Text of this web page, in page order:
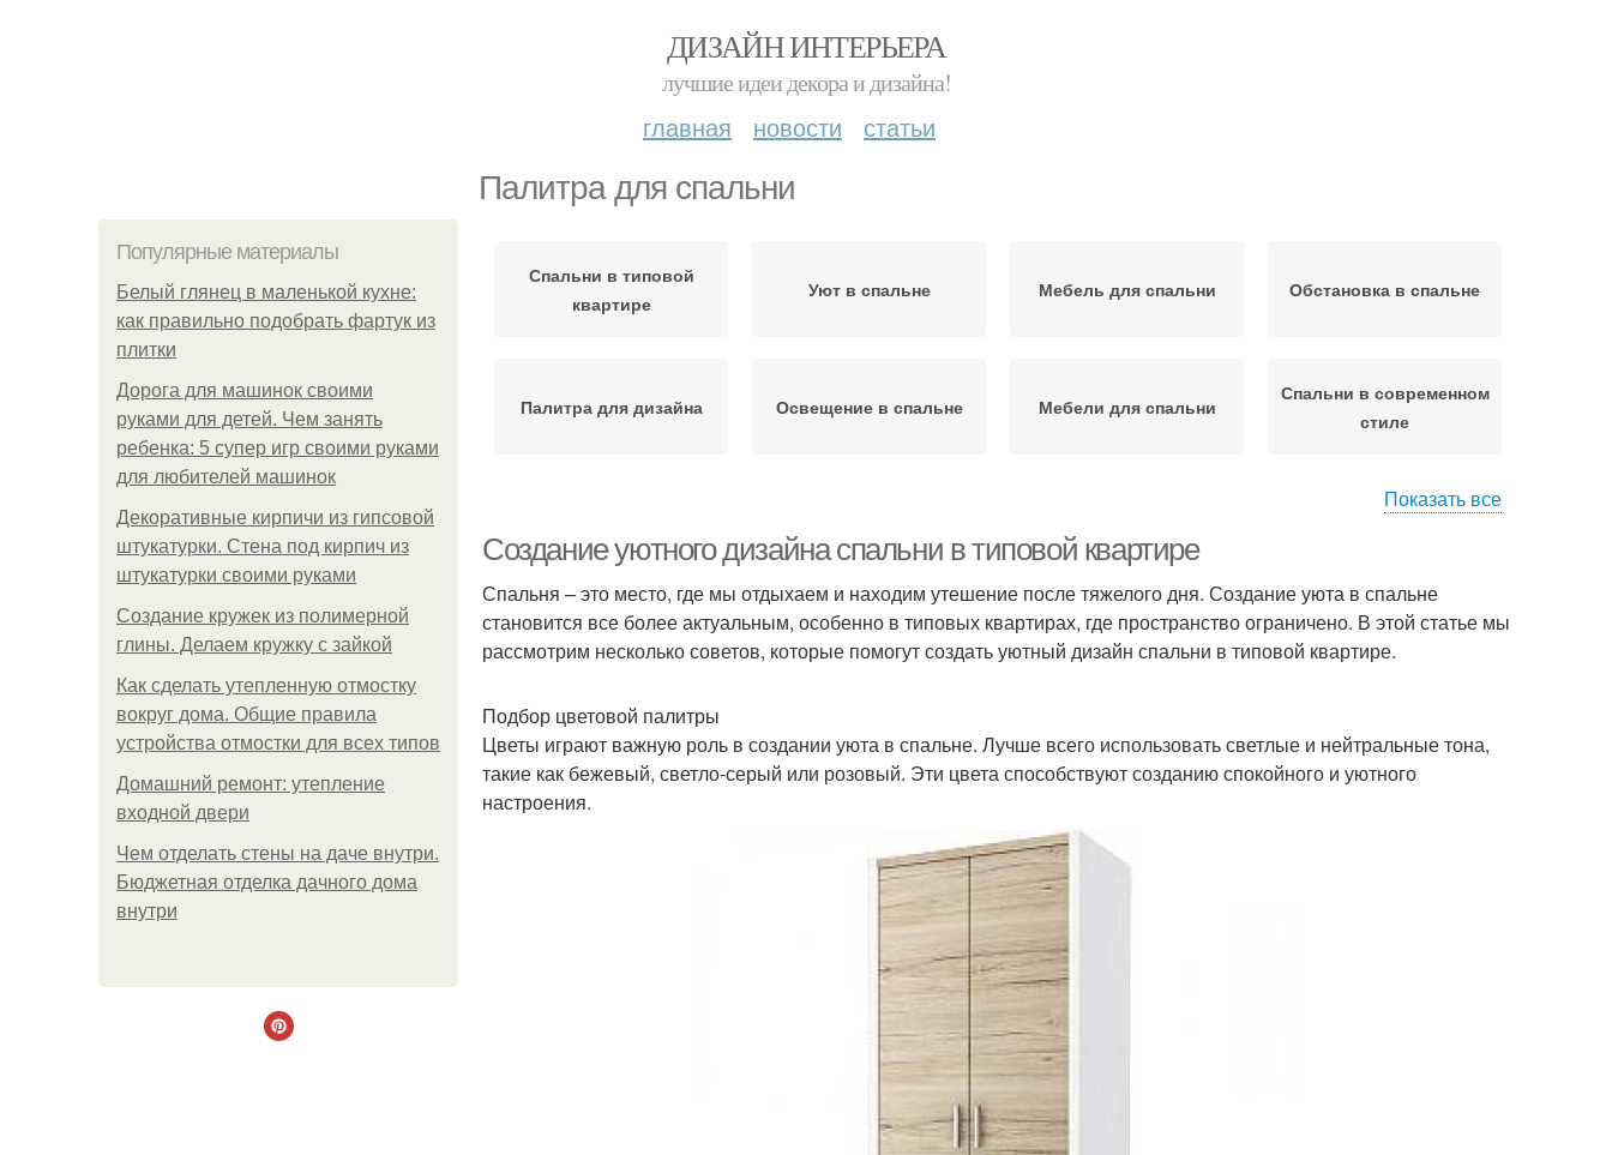
ДИЗАЙН ИНТЕРЬЕРА
лучшие идеи декора и дизайна!
главная новости статьи
Палитра для спальни
Популярные материалы
Белый глянец в маленькой кухне:
как правильно подобрать фартук из
плитки
Дорога для машинок своими
руками для детей. Чем занять
ребенка: 5 супер игр своими руками
для любителей машинок
Декоративные кирпичи из гипсовой
штукатурки. Стена под кирпич из
штукатурки своими руками
Создание кружек из полимерной
глины. Делаем кружку с зайкой
Как сделать утепленную отмостку
вокруг дома. Общие правила
устройства отмостки для всех типов
Домашний ремонт: утепление
входной двери
Чем отделать стены на даче внутри.
Бюджетная отделка дачного дома
внутри
Спальни в типовой
квартире
Уют в спальне Мебель для спальни Обстановка в спальне
Палитра для дизайна Освещение в спальне Мебели для спальни
Спальни в современном
стиле
спальне
Комната при спальне
Функциональная
спальня
Спальня в современном
стиле
Освещения для спальни
Аксессуары для
спальни
Показать все
Создание уютного дизайна спальни в типовой квартире
Спальня – это место, где мы отдыхаем и находим утешение после тяжелого дня. Создание уюта в спальне
становится все более актуальным, особенно в типовых квартирах, где пространство ограничено. В этой статье мы
рассмотрим несколько советов, которые помогут создать уютный дизайн спальни в типовой квартире.
Подбор цветовой палитры
Цветы играют важную роль в создании уюта в спальне. Лучше всего использовать светлые и нейтральные тона,
такие как бежевый, светло-серый или розовый. Эти цвета способствуют созданию спокойного и уютного
настроения.